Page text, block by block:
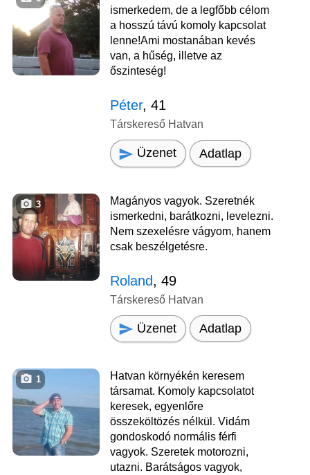
ismerkedem, de a legfőbb célom
a hosszú távú komoly kapcsolat
lenne!Ami mostanában kevés
van, a hűség, illetve az
őszinteség!
Péter, 41
Társkereső Hatvan
Üzenet Adatlap
3
Magányos vagyok. Szeretnék
ismerkedni, barátkozni, levelezni.
Nem szexelésre vágyom, hanem
csak beszélgetésre.
Roland, 49
Társkereső Hatvan
Üzenet Adatlap
1
Hatvan környékén keresem
társamat. Komoly kapcsolatot
keresek, egyenlőre
összeköltözés nélkül. Vidám
gondoskodó normális férfi
vagyok. Szeretek motorozni,
utazni. Barátságos vagyok,